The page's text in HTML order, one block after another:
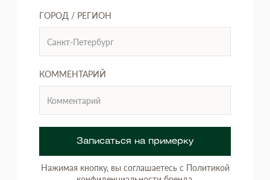
ГОРОД / РЕГИОН
КОММЕНТАРИЙ
Записаться на примерку
Нажимая кнопку, вы соглашаетесь с Политикой